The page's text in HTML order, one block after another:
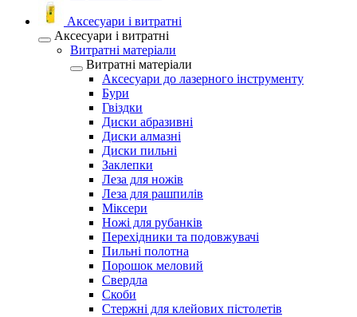
Аксесуари і витратні
Аксесуари і витратні
Витратні матеріали
Витратні матеріали
Аксесуари до лазерного інструменту
Бури
Гвіздки
Диски абразивні
Диски алмазні
Диски пильні
Заклепки
Леза для ножів
Леза для рашпилів
Міксери
Ножі для рубанків
Перехідники та подовжувачі
Пильні полотна
Порошок меловий
Свердла
Скоби
Стержні для клейових пістолетів